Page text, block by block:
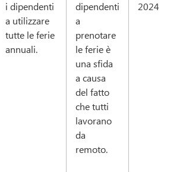
i dipendenti
a utilizzare
tutte le ferie
annuali.
dipendenti
a
prenotare
le ferie è
una sfida
a causa
del fatto
che tutti
lavorano
da
remoto.
2024